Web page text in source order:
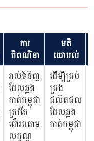
ការ
ពិពណ៌នា
មតិ
យោបល់
រាល់ទំនិញ
ដែលឆ្លង
កាត់កម្ពុជា
ត្រូវតែ
គោរពតាម
លក្ខណ្ឌ
ដើម្បីគ្រប់
គ្រង
ផលិតផល
ដែលឆ្លង
កាត់កម្ពុជា